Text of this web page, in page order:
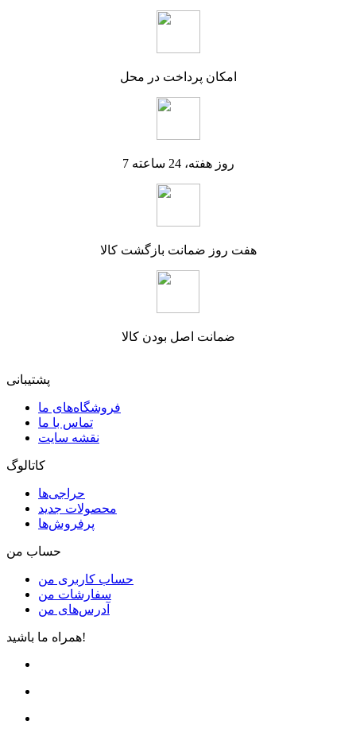
امکان پرداخت در محل
7 روز هفته، 24 ساعته
هفت روز ضمانت بازگشت کالا
ضمانت اصل بودن کالا
پشتیبانی
فروشگاه‌های ما
تماس با ما
نقشه سایت
کاتالوگ
حراجی‌ها
محصولات جدید
پرفروش‌ها
حساب من
حساب کاربری من
سفارشات من
آدرس‌های من
همراه ما باشید!